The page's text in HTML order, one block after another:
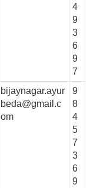
4
9
3
6
9
7
bijaynagar.ayur
beda@gmail.c
om
9
8
4
5
7
3
6
9